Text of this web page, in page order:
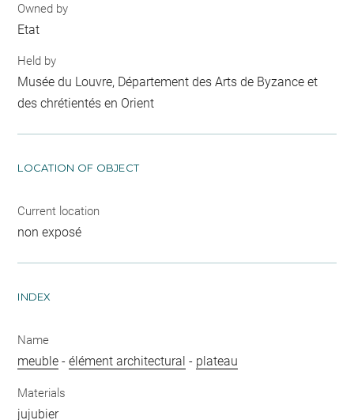
Owned by
Etat
Held by
Musée du Louvre, Département des Arts de Byzance et
des chrétientés en Orient
LOCATION OF OBJECT
Current location
non exposé
INDEX
Name
meuble -élément architectural - plateau
Materials
jujubier